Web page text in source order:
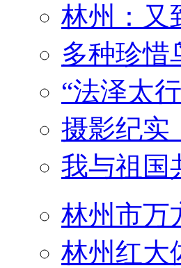
林州：又
多种珍惜
“法泽太
摄影纪实
我与祖国
林州红大
米素壁纸